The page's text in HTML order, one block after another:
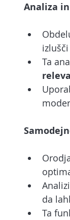
Analiza
Ta
da
Ta